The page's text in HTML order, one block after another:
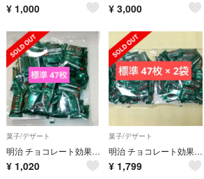
¥ 1,000 ¥ 3,000
菓子/デザート
明治 チョコレート効果 カカオ 72% 標準 47枚
¥ 1,020
菓子/デザート
明治 チョコレート効果 カカオ 72% 標準47枚 × 2袋 約 94枚
¥ 1,799